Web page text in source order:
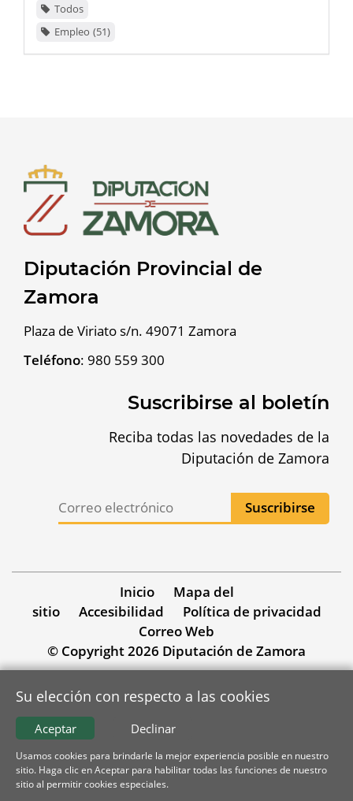
Todos
Empleo 51
Diputación Provincial de
Zamora
Plaza de Viriato s/n. 49071 Zamora
Teléfono: 980 559 300
Suscribirse al boletín
Reciba todas las novedades de la
Diputación de Zamora
Inicio
Mapa del
sitio
Accesibilidad
Política de privacidad
Correo Web
© Copyright 2026 Diputación de Zamora
Su elección con respecto a las cookies
Declinar
Aceptar
Usamos cookies para brindarle la mejor experiencia posible en nuestro
sitio. Haga clic en Aceptar para habilitar todas las funciones de nuestro
sitio al permitir cookies especiales.